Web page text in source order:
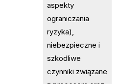
aspekty
ograniczania
ryzyka),
niebezpieczne i
szkodliwe
czynniki związane